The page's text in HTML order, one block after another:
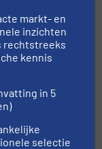
Detection,
is het
markt- en
inzichten
rechtstreeks
kennis
in 5
selectie